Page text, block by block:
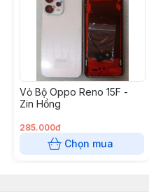
Vỏ Bộ Oppo Reno 15F -
Zin Hồng
285.000đ
Chọn mua